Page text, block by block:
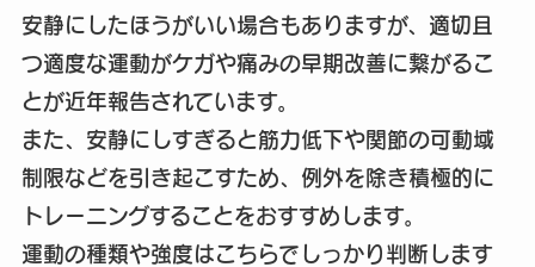
安静にしたほうがいい場合もありますが、適切且
つ適度な運動がケガや痛みの早期改善に繋がるこ
とが近年報告されています。
また、安静にしすぎると筋力低下や関節の可動域
制限などを引き起こすため、例外を除き積極的に
トレーニングすることをおすすめします。
運動の種類や強度はこちらでしっかり判断します